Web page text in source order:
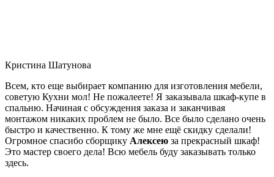
Кристина Шатунова
Всем, кто еще выбирает компанию для изготовления мебели,
советую Кухни мол! Не пожалеете! Я заказывала шкаф-купе в
спальню. Начиная с обсуждения заказа и заканчивая
монтажом никаких проблем не было. Все было сделано очень
быстро и качественно. К тому же мне ещё скидку сделали!
Огромное спасибо сборщику Алексею за прекрасный шкаф!
Это мастер своего дела! Всю мебель буду заказывать только
здесь.